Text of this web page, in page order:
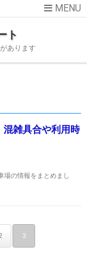
ト
あります
雑具合や利用時
場の情報をまとめまし
3